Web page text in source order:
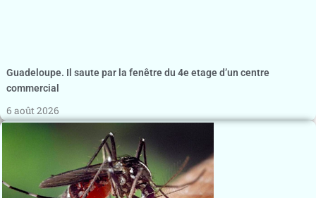
Guadeloupe. Il saute par la fenêtre du 4e etage d’un centre
commercial
6 août 2026